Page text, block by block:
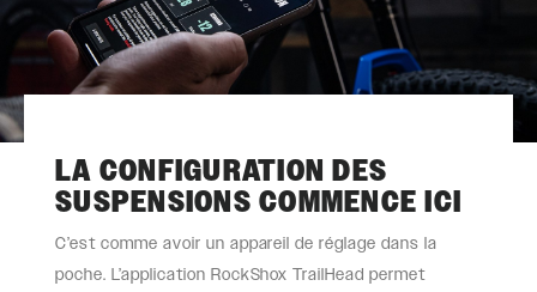
LA CONFIGURATION DES
SUSPENSIONS COMMENCE ICI
C’est comme avoir un appareil de réglage dans la
poche. L’application RockShox TrailHead permet